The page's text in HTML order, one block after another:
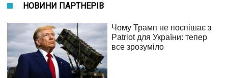
НОВИНИ ПАРТНЕРІВ